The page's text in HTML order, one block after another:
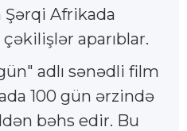
Şərqi Afrikada
aparıblar.
adlı sənədli film
100 gün ərzində
bəhs edir. Bu